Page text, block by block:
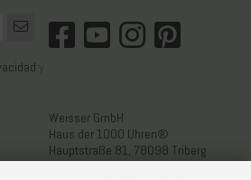
Weisser GmbH
Haus der 1000 Uhren®
Hauptstraße 81, 78098 Triberg